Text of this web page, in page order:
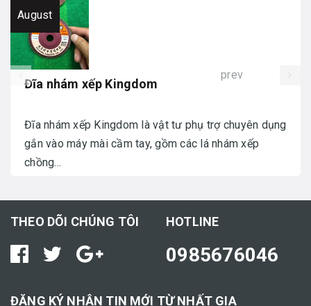
August
Đĩa nhám xếp Kingdom
Đĩa nhám xếp Kingdom là vật tư phụ trợ chuyên dụng
gắn vào máy mài cầm tay, gồm các lá nhám xếp
chồng...
prev
THEO DÕI CHÚNG TÔI HOTLINE
0985676046
ĐĂNG KÝ NHẬN TIN MỚI TỪ NHẤT GIA